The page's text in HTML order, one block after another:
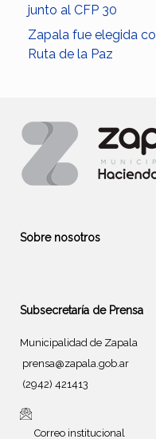
junto al CFP 30
Zapala fue elegida
Ruta de la Paz
Sobre nosotros
Subsecretaría de Prensa
Municipalidad de Zapala
prensa@zapala.gob.ar
(2942) 421413
Correo institucional